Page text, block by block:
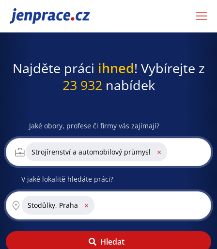
JenPráce.cz
Najděte práci ihned! Vybírejte z
23 932 nabídek
Jaké obory, profese či firmy vás zajímají?
Strojírenství a automobilový průmysl ×
V jaké lokalitě hledáte práci?
Stodůlky, Praha ×
Hledat